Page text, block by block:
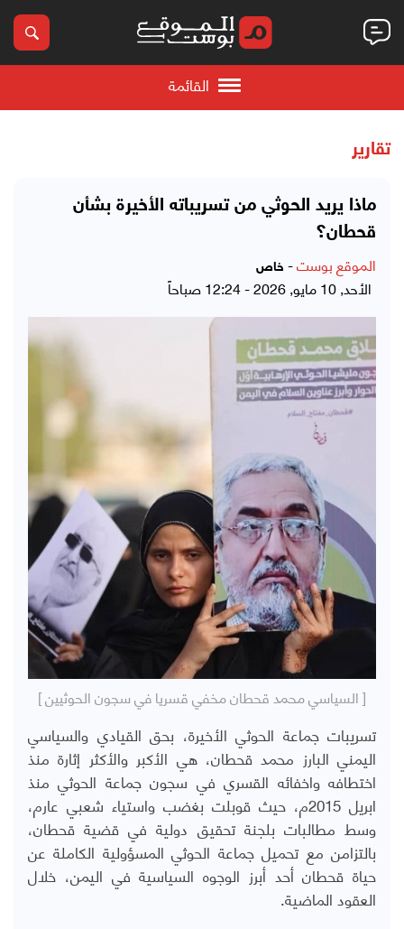
القائمة
تقارير
ماذا يريد الحوثي من تسريباته الأخيرة بشأن
قحطان؟
الموقع بوست- خاص
الأحد, 10 مايو, 2026 - 12:24 صباحاً
[ السياسي محمد قحطان مخفي قسريا في سجون الحوثيين ]
تسريبات جماعة الحوثي الأخيرة، بحق القيادي والسياسي
اليمني البارز محمد قحطان، هي الأكبر والأكثر إثارة منذ
اختطافه واخفائه القسري في سجون جماعة الحوثي منذ
ابريل 2015م، حيث قوبلت بغضب واستياء شعبي عارم،
وسط مطالبات بلجنة تحقيق دولية في قضية قحطان،
بالتزامن مع تحميل جماعة الحوثي المسؤولية الكاملة عن
حياة قحطان أحد أبرز الوجوه السياسية في اليمن، خلال
العقود الماضية.